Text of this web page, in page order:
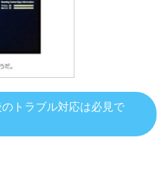
トラブル対応は必見で